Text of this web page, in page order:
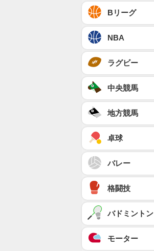
Bリーグ
NBA
ラグビー
中央競馬
地方競馬
卓球
バレー
格闘技
バドミントン
モーター